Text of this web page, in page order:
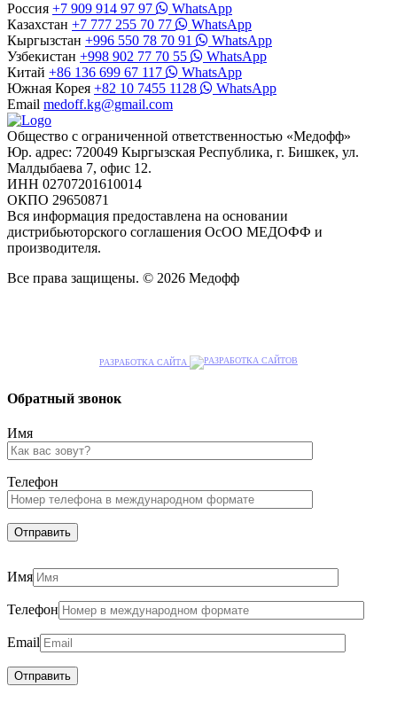
Россия +7 909 914 97 97
WhatsApp
Казахстан +7 777 255 70 77
WhatsApp
Кыргызстан +996 550 78 70 91
WhatsApp
Узбекистан +998 902 77 70 55
WhatsApp
Китай +86 136 699 67 117
WhatsApp
Южная Корея +82 10 7455 1128
WhatsApp
Email medoff.kg@gmail.com
Общество с ограниченной ответственностью «Медофф»
Юр. адрес: 720049 Кыргызская Республика, г. Бишкек, ул.
Малдыбаева 7, офис 12.
ИНН 02707201610014
ОКПО 29650871
Вся информация предоставлена на основании
дистрибьюторского соглашения ОсОО МЕДОФФ и
производителя.
Все права защищены. © 2026 Медофф
РАЗРАБОТКА САЙТА
Обратный звонок
Имя
Телефон
Имя
Телефон
Email